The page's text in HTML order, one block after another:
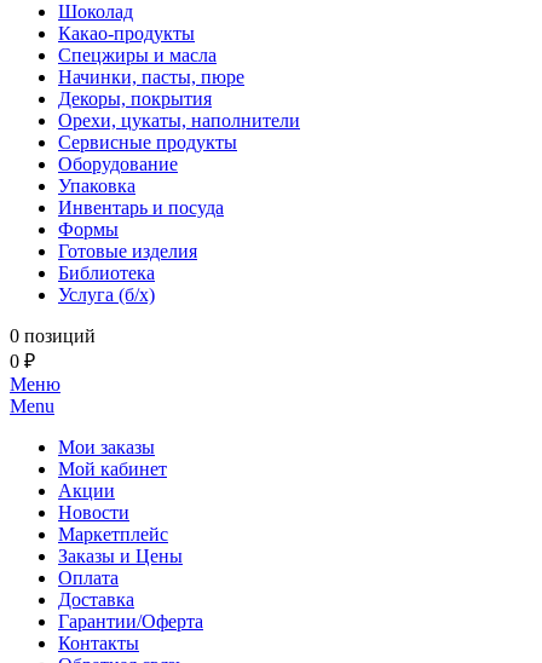
Шоколад
Какао-продукты
Спецжиры и масла
Начинки, пасты, пюре
Декоры, покрытия
Орехи, цукаты, наполнители
Сервисные продукты
Оборудование
Упаковка
Инвентарь и посуда
Формы
Готовые изделия
Библиотека
Услуга (б/х)
0 позиций
0 ₽
Меню
Menu
Мои заказы
Мой кабинет
Акции
Новости
Маркетплейс
Заказы и Цены
Оплата
Доставка
Гарантии/Оферта
Контакты